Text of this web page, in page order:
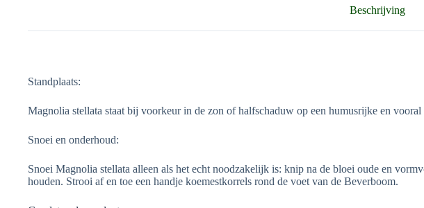
Beschrijving
Standplaats:
Magnolia stellata staat bij voorkeur in de zon of halfschaduw op een humusrijke en vooral
Snoei en onderhoud:
Snoei Magnolia stellata alleen als het echt noodzakelijk is: knip na de bloei oude en
houden. Strooi af en toe een handje koemestkorrels rond de voet van de Beverboom.